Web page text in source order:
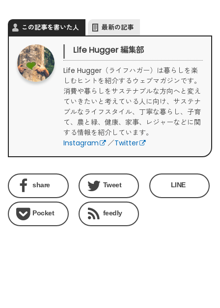
この記事を書いた人 最新の記事
Life Hugger 編集部
Life Hugger（ライフハガー）は暮らしを楽
しむヒントを紹介するウェブマガジンです。
消費や暮らしをサステナブルな方向へと変え
ていきたいと考えている人に向け、サステナ
ブルなライフスタイル、丁寧な暮らし、子育
て、農と緑、健康、家事、レジャーなどに関
する情報を紹介しています。
Instagram
／Twitter
share Tweet LINE
Pocket feedly